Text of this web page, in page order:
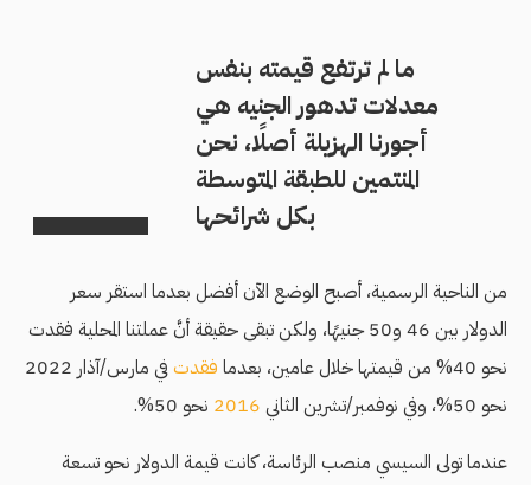
ما لم ترتفع قيمته بنفس
معدلات تدهور الجنيه هي
أجورنا الهزيلة أصلًا، نحن
المنتمين للطبقة المتوسطة
بكل شرائحها
من الناحية الرسمية، أصبح الوضع الآن أفضل بعدما استقر سعر
الدولار بين 46 و50 جنيهًا، ولكن تبقى حقيقة أنَّ عملتنا المحلية فقدت
نحو 40% من قيمتها خلال عامين، بعدما
فقدت
في مارس/آذار 2022
نحو 50%، وفي نوفمبر/تشرين الثاني
2016 نحو 50%.
عندما تولى السيسي منصب الرئاسة، كانت قيمة الدولار نحو تسعة